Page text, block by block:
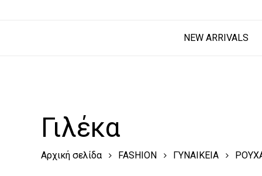
NEW ARRIVALS
Γιλέκα
Αρχική σελίδα FASHION ΓΥΝΑΙΚΕΙΑ